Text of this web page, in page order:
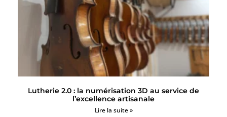
Lutherie 2.0 : la numérisation 3D au service de
l’excellence artisanale
Lire la suite »